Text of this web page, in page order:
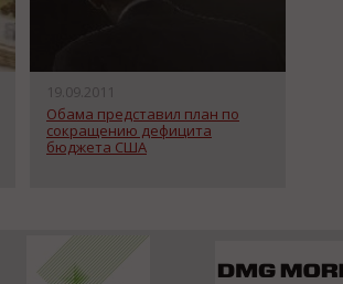
19.09.2011
Обама представил план по
сокращению дефицита
бюджета США